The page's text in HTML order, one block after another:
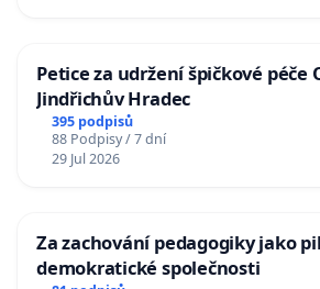
Petice za udržení špičkové péče
Jindřichův Hradec
395 podpisů
88 Podpisy / 7 dní
29 Jul 2026
Za zachování pedagogiky jako
demokratické společnosti